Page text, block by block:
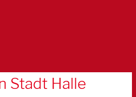
Stadt Halle